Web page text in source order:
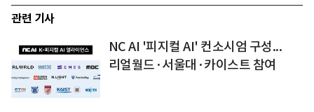
관련 기사
NC AI '피지컬 AI' 컨소시엄 구성...
리얼월드·서울대·카이스트 참여